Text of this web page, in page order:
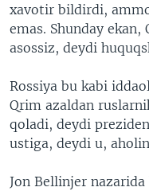
xavotir bildirdi,
emas. Shunday
asossiz, deydi
Rossiya bu kabi
Qrim azaldan
qoladi, deydi
ustiga, deydi u,
Jon Bellinjer